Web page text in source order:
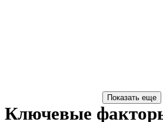
Ключевые